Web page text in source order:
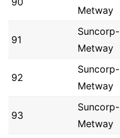
Metway
91
Suncorp-
Metway
92
Suncorp-
Metway
93
Suncorp-
Metway